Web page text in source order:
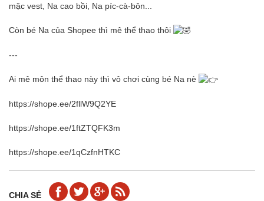
mặc vest, Na cao bồi, Na píc-cà-bôn...
Còn bé Na của Shopee thì mê thể thao thôi
---
Ai mê môn thể thao này thì vô chơi cùng bé Na nè
https://shope.ee/2fllW9Q2YE
https://shope.ee/1ftZTQFK3m
https://shope.ee/1qCzfnHTKC
CHIA SẺ